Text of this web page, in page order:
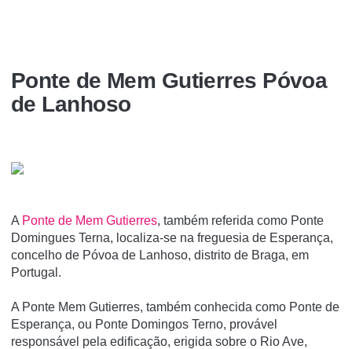
Ponte de Mem Gutierres Póvoa
de Lanhoso
A Ponte de Mem Gutierres, também referida como Ponte
Domingues Terna, localiza-se na freguesia de Esperança,
concelho de Póvoa de Lanhoso, distrito de Braga, em
Portugal.
A Ponte Mem Gutierres, também conhecida como Ponte de
Esperança, ou Ponte Domingos Terno, provável
responsável pela edificação, erigida sobre o Rio Ave,